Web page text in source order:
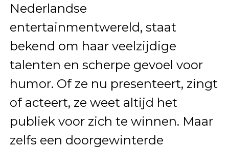
Nederlandse
entertainmentwereld, staat
bekend om haar veelzijdige
talenten en scherpe gevoel voor
humor. Of ze nu presenteert, zingt
of acteert, ze weet altijd het
publiek voor zich te winnen. Maar
zelfs een doorgewinterde